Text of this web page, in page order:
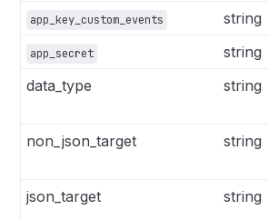
app_key_custom_events string
app_secret string
data_type
string
non_json_target string
json_target
string